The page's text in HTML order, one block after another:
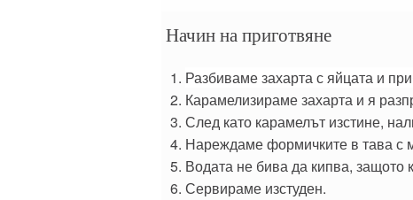
Начин на приготвяне
Разбиваме захарта с яйцата и
Карамелизираме захарта и я
След като карамелът изстине,
Нареждаме формичките в тава с
Водата не бива да кипва, защото
Сервираме изстуден.